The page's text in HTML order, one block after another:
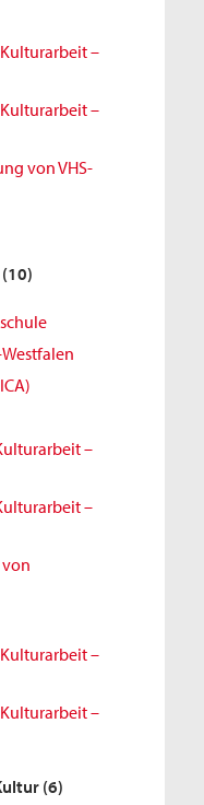
–
–
von VHS-
(10)
–
–
–
–
(6)